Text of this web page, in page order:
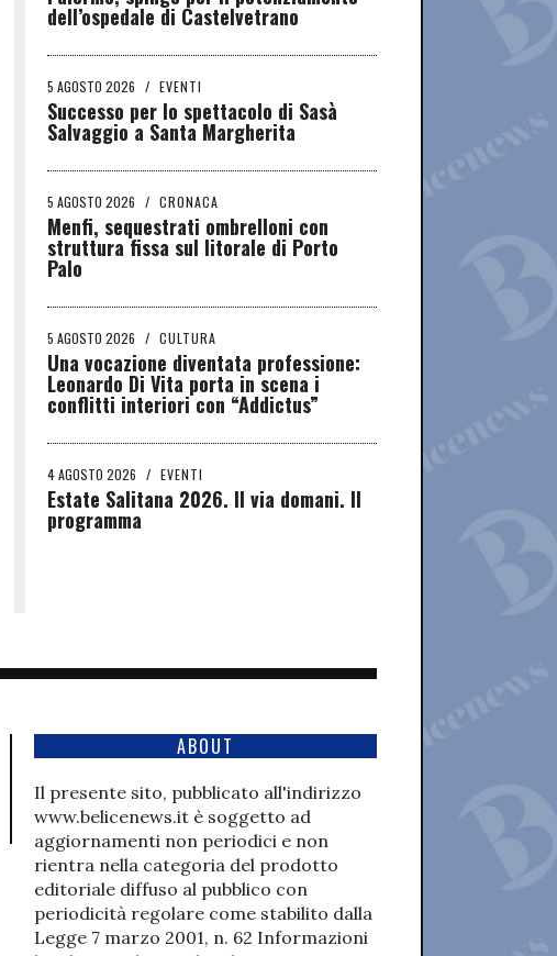
dell’ospedale di Castelvetrano
5 AGOSTO 2026 / EVENTI
Successo per lo spettacolo di Sasà
Salvaggio a Santa Margherita
5 AGOSTO 2026 / CRONACA
Menfi, sequestrati ombrelloni con
struttura fissa sul litorale di Porto
Palo
5 AGOSTO 2026 / CULTURA
Una vocazione diventata professione:
Leonardo Di Vita porta in scena i
conflitti interiori con “Addictus”
4 AGOSTO 2026 / EVENTI
Estate Salitana 2026. Il via domani. Il
programma
ABOUT
Il presente sito, pubblicato all'indirizzo
www.belicenews.it è soggetto ad
aggiornamenti non periodici e non
rientra nella categoria del prodotto
editoriale diffuso al pubblico con
periodicità regolare come stabilito dalla
Legge 7 marzo 2001, n. 62 Informazioni